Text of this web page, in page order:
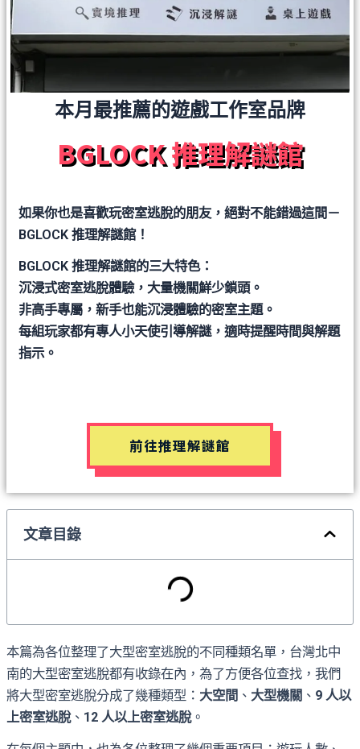
本月最推薦的遊戲工作室品牌
BGLOCK 推理解謎館
如果你也是喜歡玩密室逃脫的朋友，絕對不能錯過這間－
BGLOCK 推理解謎館！
BGLOCK 推理解謎館的三大特色：
沉浸式密室逃脫體驗，大量機關鮮少鎖頭。
非高手專屬，新手也能沉浸體驗的密室主題。
每組玩家都有專人小天使引導解謎，適時提醒時間與解題
指示。
前往推理解謎館
文章目錄
本篇為各位整理了大型密室逃脫的不同種類名單，台灣北中
南的大型密室逃脫都有收錄在內，為了方便各位查找，我們
將大型密室逃脫分成了幾種類型： 大空間 、 大型機關 、 9 人以
上密室逃脫、 12 人以上密室逃脫。